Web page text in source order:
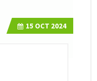
15 OCT 2024